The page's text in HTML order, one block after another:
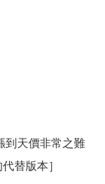
到天價非常之難
替版本］